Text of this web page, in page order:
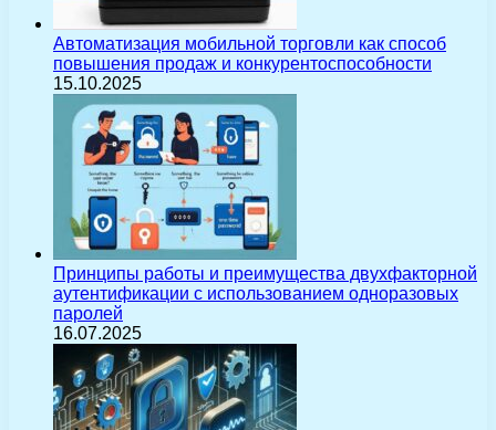
Автоматизация мобильной торговли как способ
повышения продаж и конкурентоспособности
15.10.2025
Принципы работы и преимущества двухфакторной
аутентификации с использованием одноразовых
паролей
16.07.2025